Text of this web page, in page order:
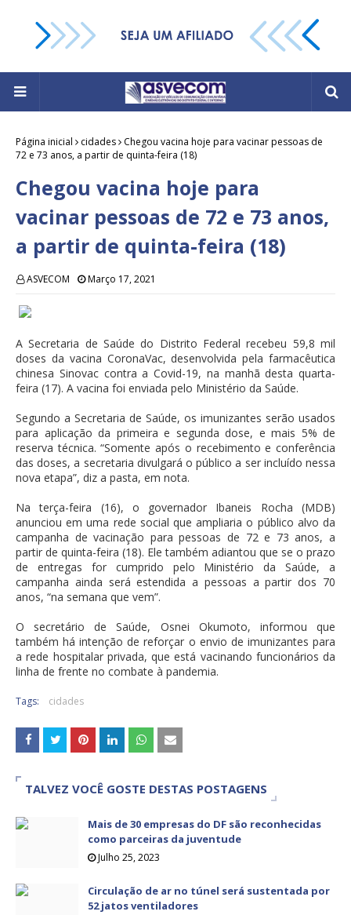
Página inicial cidades
Chegou vacina hoje para vacinar pessoas de
72 e 73 anos, a partir de quinta-feira (18)
Chegou vacina hoje para
vacinar pessoas de 72 e 73 anos,
a partir de quinta-feira (18)
ASVECOM Março 17, 2021
A Secretaria de Saúde do Distrito Federal recebeu 59,8 mil
doses da vacina CoronaVac, desenvolvida pela farmacêutica
chinesa Sinovac contra a Covid-19, na manhã desta quarta-
feira (17). A vacina foi enviada pelo Ministério da Saúde.
Segundo a Secretaria de Saúde, os imunizantes serão usados
para aplicação da primeira e segunda dose, e mais 5% de
reserva técnica. “Somente após o recebimento e conferência
das doses, a secretaria divulgará o público a ser incluído nessa
nova etapa”, diz a pasta, em nota.
Na terça-feira (16), o governador Ibaneis Rocha (MDB)
anunciou em uma rede social que ampliaria o público alvo da
campanha de vacinação para pessoas de 72 e 73 anos, a
partir de quinta-feira (18). Ele também adiantou que se o prazo
de entregas for cumprido pelo Ministério da Saúde, a
campanha ainda será estendida a pessoas a partir dos 70
anos, “na semana que vem”.
O secretário de Saúde, Osnei Okumoto, informou que
também há intenção de reforçar o envio de imunizantes para
a rede hospitalar privada, que está vacinando funcionários da
linha de frente no combate à pandemia.
Tags: cidades
TALVEZ VOCÊ GOSTE DESTAS POSTAGENS
Mais de 30 empresas do DF são reconhecidas
como parceiras da juventude
Julho 25, 2023
Circulação de ar no túnel será sustentada por
52 jatos ventiladores